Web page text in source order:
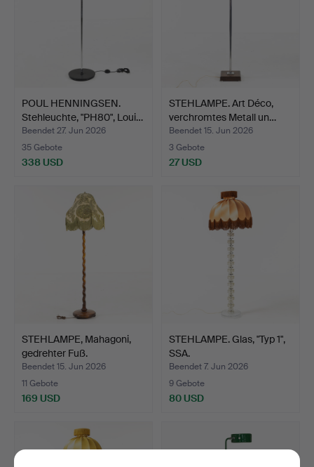
POUL HENNINGSEN.
Stehleuchte, "PH80", Loui…
Beendet 27. Jun 2026
35 Gebote
338 USD
STEHLAMPE. Art Déco,
verchromtes Metall un…
Beendet 15. Jun 2026
3 Gebote
27 USD
STEHLAMPE, Mahagoni,
gedrehter Fuß.
Beendet 15. Jun 2026
11 Gebote
169 USD
STEHLAMPE. Glas, "Typ 1",
SSA.
Beendet 7. Jun 2026
9 Gebote
80 USD